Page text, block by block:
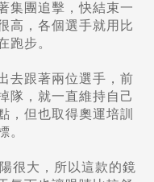
集團追擊，快結束一
高，各個選手就用比
跑步。
去跟著兩位選手，前
隊，就一直維持自己
，但也取得奧運培訓
。
很大，所以這款的鏡